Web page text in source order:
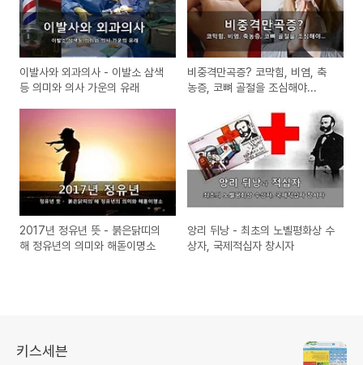
이발사와 외과의사 - 이발소 삼색
등 의미와 의사 가운의 유래
비중격만곡증? 코막힘, 비염, 축
농증, 코뼈 골절을 조심해야...
2017년 정유년 뜻 - 붉은닭띠의
해 정유년의 의미와 해돋이명소
앙리 뒤낭 - 최초의 노벨평화상 수
상자, 국제적십자 창시자
키스세븐